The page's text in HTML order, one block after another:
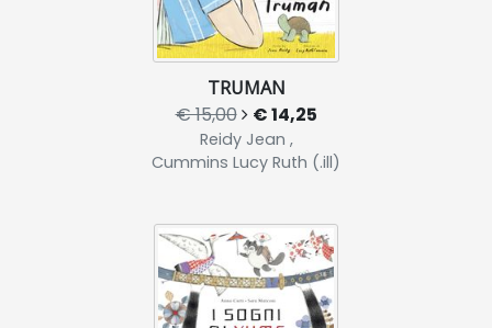
TRUMAN
€ 15,00 € 14,25
Reidy Jean ,
Cummins Lucy Ruth (.ill)